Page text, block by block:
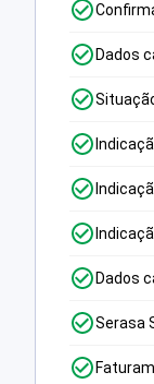
Dados
Dados
Serasa